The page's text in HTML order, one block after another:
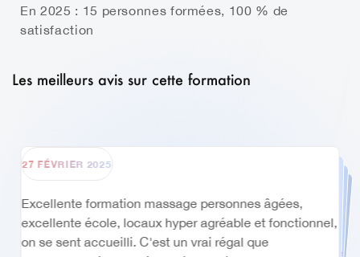
En 2025 : 15 personnes formées, 100 % de
satisfaction
Les meilleurs avis sur cette formation
27 FÉVRIER 2025
Excellente formation massage personnes âgées,
excellente école, locaux hyper agréable et fonctionnel,
on se sent accueilli. C'est un vrai régal que
28 FÉVRIER 2025
Centre de formation exceptionnelle. Accueil, locaux,
tous le personnel vraiment super. Formation et
formateur de qualité. Je recommande ++
1 NOVEMBRE 2023
Pour ma première formation en massage , très très
satisfaite une formatrice très agréable , douce
compétente et pédagogue… Cette formation a été une
vraie découverte pour moi . Je recommande , le lieu ,
les formateurs et l’équipe au complet. Patricia gilbert
30 MARS 2018
Bravo ! En tant que stagiaire et modèle �
lire l’avis complet